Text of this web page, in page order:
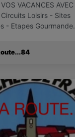
VOS VACANCES
Circuits Loisirs - Sites
- Etapes